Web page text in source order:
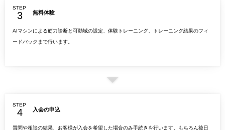
STEP
無料体験
AIマシンによる筋力診断と可動域の設定、体験トレーニング、トレーニング結果のフィ
ードバックまで行います。
STEP
入会の申込
質問や相談の結果、お客様が入会を希望した場合のみ手続きを行います。もちろん後日